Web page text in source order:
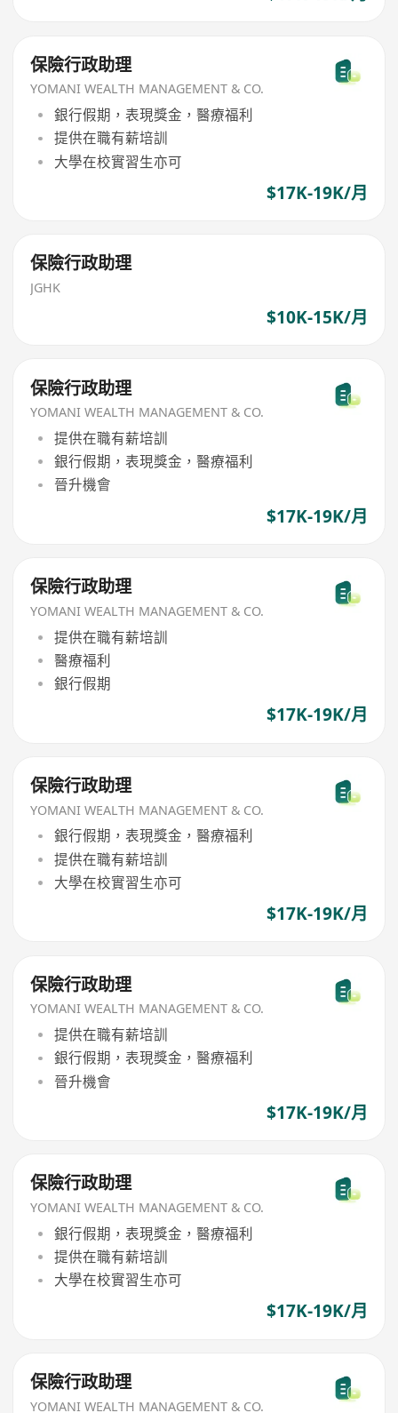
保險行政助理
YOMANI WEALTH MANAGEMENT & CO.
銀行假期，表現獎金，醫療福利
提供在職有薪培訓
大學在校實習生亦可
$17K-19K/月
保險行政助理
JGHK
$10K-15K/月
保險行政助理
YOMANI WEALTH MANAGEMENT & CO.
提供在職有薪培訓
銀行假期，表現獎金，醫療福利
晉升機會
$17K-19K/月
保險行政助理
YOMANI WEALTH MANAGEMENT & CO.
提供在職有薪培訓
醫療福利
銀行假期
$17K-19K/月
保險行政助理
YOMANI WEALTH MANAGEMENT & CO.
銀行假期，表現獎金，醫療福利
提供在職有薪培訓
大學在校實習生亦可
$17K-19K/月
保險行政助理
YOMANI WEALTH MANAGEMENT & CO.
提供在職有薪培訓
銀行假期，表現獎金，醫療福利
晉升機會
$17K-19K/月
保險行政助理
YOMANI WEALTH MANAGEMENT & CO.
銀行假期，表現獎金，醫療福利
提供在職有薪培訓
大學在校實習生亦可
$17K-19K/月
保險行政助理
YOMANI WEALTH MANAGEMENT & CO.